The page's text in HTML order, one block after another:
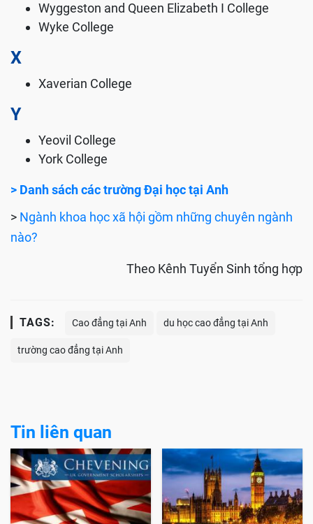
Wyggeston and Queen Elizabeth I College
Wyke College
X
Xaverian College
Y
Yeovil College
York College
> Danh sách các trường Đại học tại Anh
> Ngành khoa học xã hội gồm những chuyên ngành
nào?
Theo Kênh Tuyển Sinh tổng hợp
TAGS: Cao đẳng tại Anh du học cao đẳng tại Anh
trường cao đẳng tại Anh
Tin liên quan